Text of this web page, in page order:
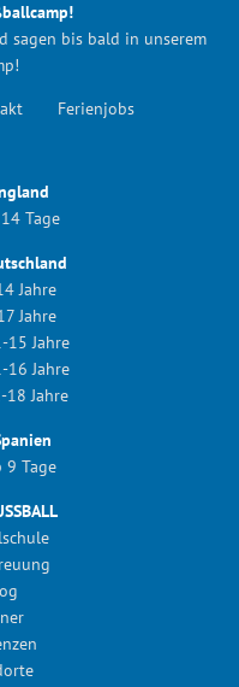
sagen bis bald in unserem
Ferienjobs
Tage
Jahre
Jahre
15 Jahre
16 Jahre
18 Jahre
9 Tage